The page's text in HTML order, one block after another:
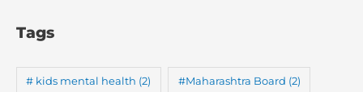
Tags
# kids mental health (2) #Maharashtra Board (2)